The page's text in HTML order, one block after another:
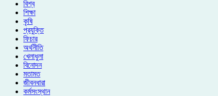
বিশ্ব
শিক্ষা
কৃষি
প্রযুক্তি
ফিচার
অর্থনীতি
খেলাধুলা
বিনোদন
মতামত
জীবনধারা
কর্মসংস্থান